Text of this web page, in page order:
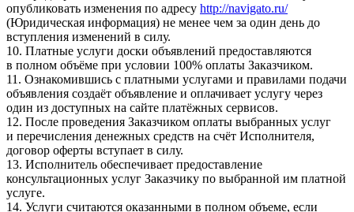
опубликовать изменения по адресу http://navigato.ru/
(Юридическая информация) не менее чем за один день до
вступления изменений в силу.
10. Платные услуги доски объявлений предоставляются
в полном объёме при условии 100% оплаты Заказчиком.
11. Ознакомившись с платными услугами и правилами подачи
объявления создаёт объявление и оплачивает услугу через
один из доступных на сайте платёжных сервисов.
12. После проведения Заказчиком оплаты выбранных услуг
и перечисления денежных средств на счёт Исполнителя,
договор оферты вступает в силу.
13. Исполнитель обеспечивает предоставление
консультационных услуг Заказчику по выбранной им платной
услуге.
14. Услуги считаются оказанными в полном объеме, если